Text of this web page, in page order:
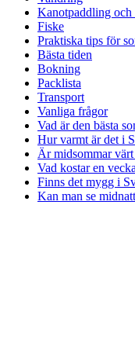
Kanotpaddling och
Fiske
Praktiska tips för
Bästa tiden
Bokning
Packlista
Transport
Vanliga frågor
Vad är den bästa
Hur varmt är det i
Är midsommar värt
Vad kostar en
Finns det mygg i
Kan man se